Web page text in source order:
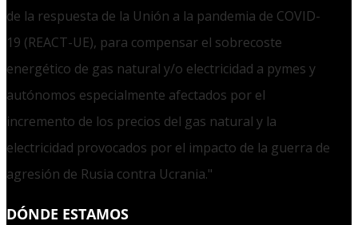
de la respuesta de la Unión a la pandemia de COVID-
19 (REACT-UE), para compensar el sobrecoste
energético de gas natural y/o electricidad a pymes y
autónomos especialmente afectados por el
incremento de los precios del gas natural y la
electricidad provocados por el impacto de la guerra de
agresión de Rusia contra Ucrania."
DÓNDE ESTAMOS